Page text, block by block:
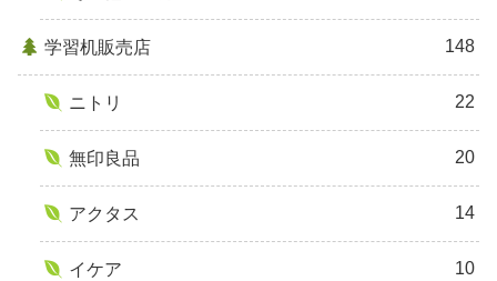
学習机販売店 148
ニトリ 22
無印良品 20
アクタス 14
イケア 10